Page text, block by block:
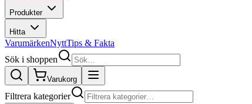
Produkter
Hitta
VarumärkenNyttTips & Fakta
Sök i shoppen
Varukorg
Filtrera kategorier